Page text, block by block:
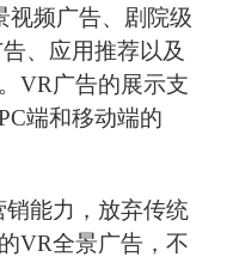
视频广告、剧院级
、应用推荐以及
VR广告的展示支
端和移动端的
销能力，放弃传统
VR全景广告，不